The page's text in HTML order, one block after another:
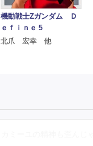
機動戦士Ζガンダム Ｄ
ｅｆｉｎｅ 5
北爪 宏幸 他